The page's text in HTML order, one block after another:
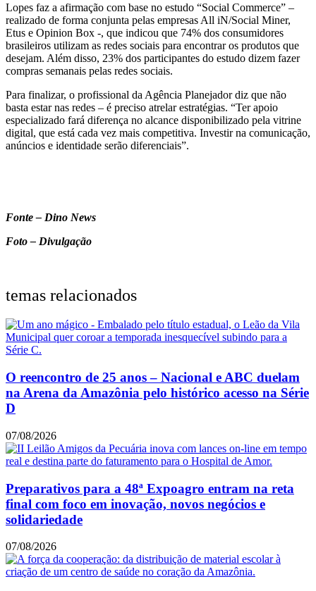
Lopes faz a afirmação com base no estudo “Social Commerce” –
realizado de forma conjunta pelas empresas All iN/Social Miner,
Etus e Opinion Box -, que indicou que 74% dos consumidores
brasileiros utilizam as redes sociais para encontrar os produtos que
desejam. Além disso, 23% dos participantes do estudo dizem fazer
compras semanais pelas redes sociais.
Para finalizar, o profissional da Agência Planejador diz que não
basta estar nas redes – é preciso atrelar estratégias. “Ter apoio
especializado fará diferença no alcance disponibilizado pela vitrine
digital, que está cada vez mais competitiva. Investir na comunicação,
anúncios e identidade serão diferenciais”.
Fonte – Dino News
Foto – Divulgação
temas relacionados
O reencontro de 25 anos – Nacional e ABC duelam
na Arena da Amazônia pelo histórico acesso na Série
D
07/08/2026
Preparativos para a 48ª Expoagro entram na reta
final com foco em inovação, novos negócios e
solidariedade
07/08/2026